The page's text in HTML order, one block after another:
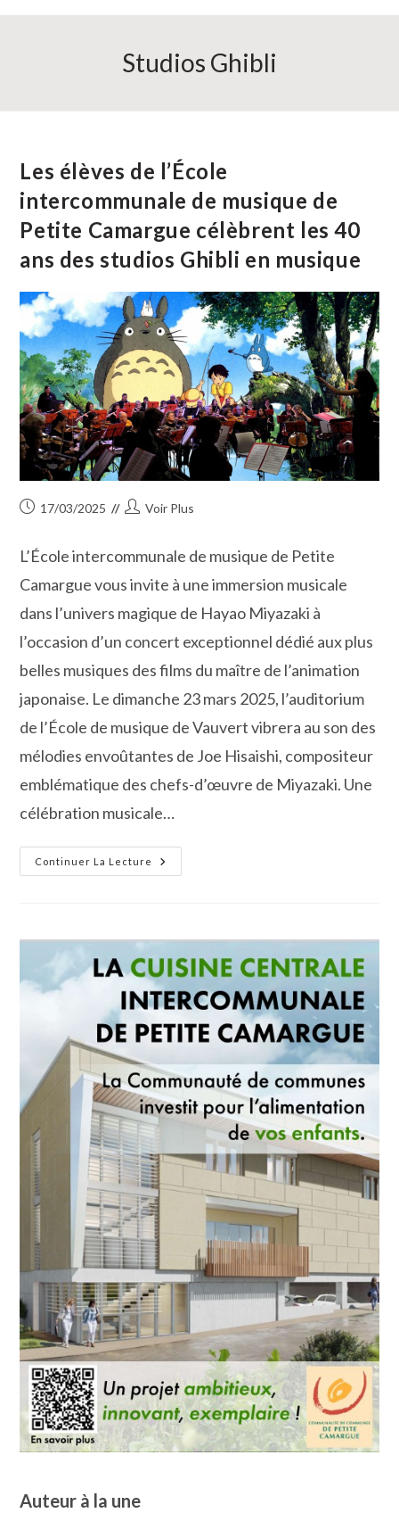
Studios Ghibli
Les élèves de l’École
intercommunale de musique de
Petite Camargue célèbrent les 40
ans des studios Ghibli en musique
Publication
17/03/2025
Auteur/autrice
publication :
Voir Plus
L’École intercommunale de musique de Petite
Camargue vous invite à une immersion musicale
dans l’univers magique de Hayao Miyazaki à
l’occasion d’un concert exceptionnel dédié aux plus
belles musiques des films du maître de l’animation
japonaise. Le dimanche 23 mars 2025, l’auditorium
de l’École de musique de Vauvert vibrera au son des
mélodies envoûtantes de Joe Hisaishi, compositeur
emblématique des chefs-d’œuvre de Miyazaki. Une
célébration musicale…
Continuer La Lecture
Les
Élèves
Musique
Petite
Camargue
Célèbrent
Les
40
Ans
Des
Ghibli
En
Musique
Auteur à la une